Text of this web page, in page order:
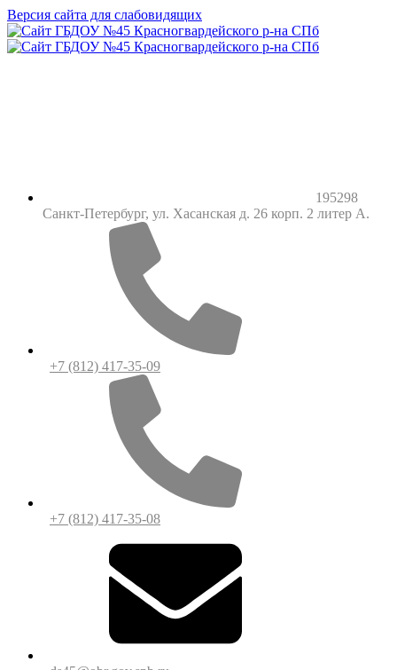
Версия сайта для слабовидящих
195298
Санкт-Петербург, ул. Хасанская д. 26 корп. 2 литер А.
+7 (812) 417-35-09
+7 (812) 417-35-08